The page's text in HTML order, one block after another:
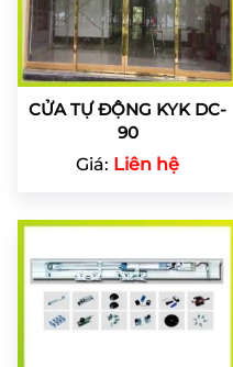
CỬA TỰ ĐỘNG KYK DC-
90
Giá: Liên hệ